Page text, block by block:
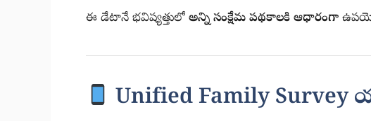
ఈ డేటానే భవిష్యత్తులో అన్ని సంక్షేమ పథకాలకి ఆధారంగా
Unified Family Survey